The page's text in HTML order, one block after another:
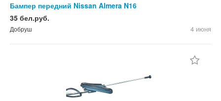
Бампер передний Nissan Almera N16
35 бел.руб.
Добруш 4 июня